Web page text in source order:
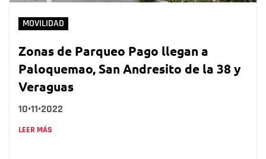
MOVILIDAD
Zonas de Parqueo Pago llegan a
Paloquemao, San Andresito de la 38 y
Veraguas
10•11•2022
LEER MÁS